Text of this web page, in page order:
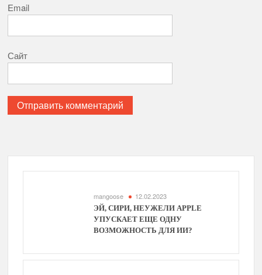
Email
Сайт
mangoose 12.02.2023
ЭЙ, СИРИ, НЕУЖЕЛИ APPLE
УПУСКАЕТ ЕЩЕ ОДНУ
ВОЗМОЖНОСТЬ ДЛЯ ИИ?